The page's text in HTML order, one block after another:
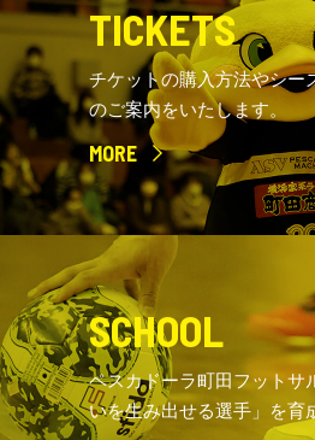
TICKETS
チケットの購入方法やシー
のご案内をいたします。
MORE
SCHOOL
ペスカドーラ町田フットサ
いを生み出せる選手」を育